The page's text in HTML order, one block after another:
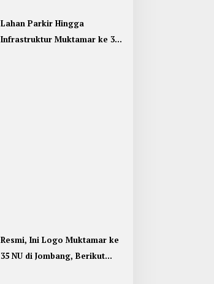
Lahan Parkir Hingga
Infrastruktur Muktamar ke 35
Resmi, Ini Logo Muktamar ke
35 NU di Jombang, Berikut